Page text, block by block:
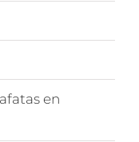
en